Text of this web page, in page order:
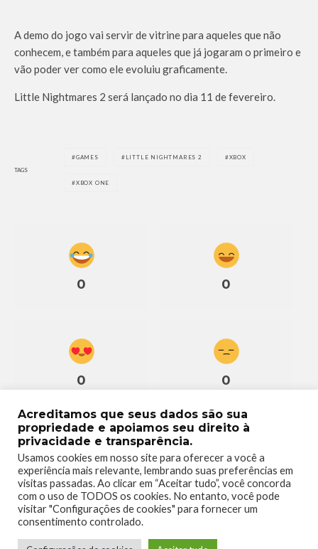
A demo do jogo vai servir de vitrine para aqueles que não
conhecem, e também para aqueles que já jogaram o primeiro e
vão poder ver como ele evoluiu graficamente.
Little Nightmares 2 será lançado no dia 11 de fevereiro.
TAGS
GAMES LITTLE NIGHTMARES 2 XBOX
XBOX ONE
0 0
0 0
0
Acreditamos que seus dados são sua
propriedade e apoiamos seu direito à
privacidade e transparência.
Usamos cookies em nosso site para oferecer a você a
experiência mais relevante, lembrando suas preferências em
visitas passadas. Ao clicar em “Aceitar tudo”, você concorda
com o uso de TODOS os cookies. No entanto, você pode
visitar "Configurações de cookies" para fornecer um
consentimento controlado.